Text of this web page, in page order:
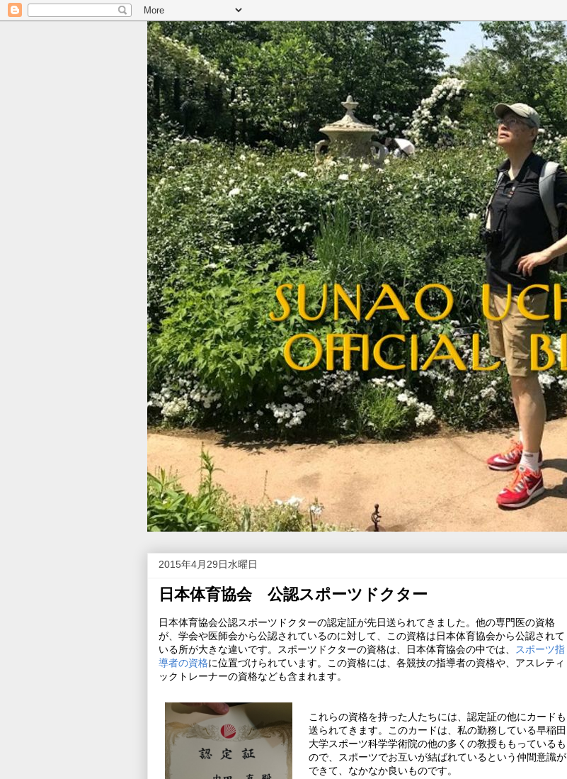
2015年4月29日水曜日
日本体育協会 公認スポーツドクター
日本体育協会公認スポーツドクターの認定証が先日送られてきました。他の専門医の資格
が、学会や医師会から公認されているのに対して、この資格は日本体育協会から公認されて
いる所が大きな違いです。スポーツドクターの資格は、日本体育協会の中では、 スポーツ指
導者の資格に位置づけられています。この資格には、各競技の指導者の資格や、アスレティ
ックトレーナーの資格なども含まれます。
これらの資格を持った人たちには、認定証の他にカードも
送られてきます。このカードは、私の勤務している早稲田
大学スポーツ科学学術院の他の多くの教授ももっているも
ので、スポーツでお互いが結ばれているという仲間意識が
できて、なかなか良いものです。